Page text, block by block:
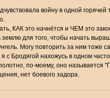
войну в одной
КАК это начнётся и ЧЕМ это
для того, чтобы начать
Могу повторить за ним тоже
с Бродягой нахожусь в одном
по-моему, оно называется
нет боевого задора.